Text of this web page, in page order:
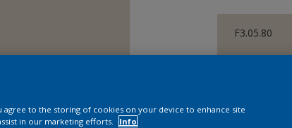
F3.05.80
500 ML
agree to the storing of cookies on your device to enhance site
in our marketing efforts.
Info